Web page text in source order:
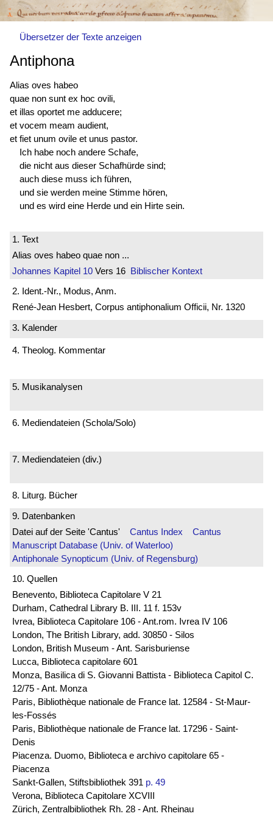
Übersetzer der Texte anzeigen
Antiphona
Alias oves habeo
quae non sunt ex hoc ovili,
et illas oportet me adducere;
et vocem meam audient,
et fiet unum ovile et unus pastor.
Ich habe noch andere Schafe,
die nicht aus dieser Schafhürde sind;
auch diese muss ich führen,
und sie werden meine Stimme hören,
und es wird eine Herde und ein Hirte sein.
1. Text
Alias oves habeo quae non ...
Johannes Kapitel 10 Vers 16 Biblischer Kontext
2. Ident.-Nr., Modus, Anm.
René-Jean Hesbert, Corpus antiphonalium Officii, Nr. 1320
3. Kalender
4. Theolog. Kommentar
5. Musikanalysen
6. Mediendateien (Schola/Solo)
7. Mediendateien (div.)
8. Liturg. Bücher
9. Datenbanken
Datei auf der Seite 'Cantus' Cantus Index
Cantus
Manuscript Database (Univ. of Waterloo)
Antiphonale Synopticum (Univ. of Regensburg)
10. Quellen
Benevento, Biblioteca Capitolare V 21
Durham, Cathedral Library B. III. 11 f. 153v
Ivrea, Biblioteca Capitolare 106 - Ant.rom. Ivrea IV 106
London, The British Library, add. 30850 - Silos
London, British Museum - Ant. Sarisburiense
Lucca, Biblioteca capitolare 601
Monza, Basilica di S. Giovanni Battista - Biblioteca Capitol C.
12/75 - Ant. Monza
Paris, Bibliothèque nationale de France lat. 12584 - St-Maur-
les-Fossés
Paris, Bibliothèque nationale de France lat. 17296 - Saint-
Denis
Piacenza. Duomo, Biblioteca e archivo capitolare 65 -
Piacenza
Sankt-Gallen, Stiftsbibliothek 391 p. 49
Verona, Biblioteca Capitolare XCVIII
Zürich, Zentralbibliothek Rh. 28 - Ant. Rheinau